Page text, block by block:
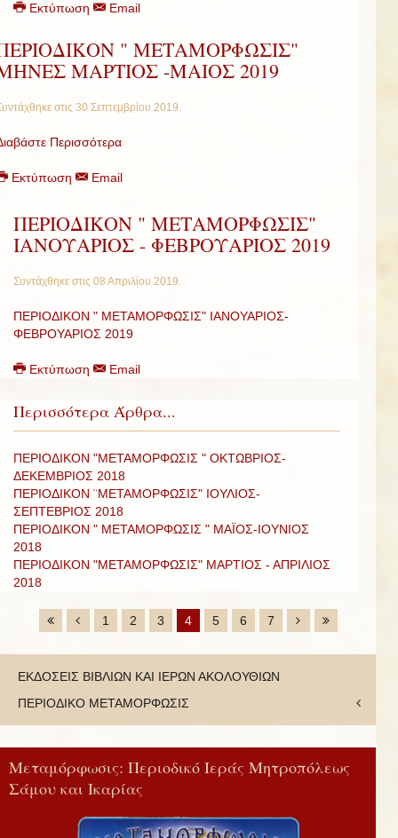
Εκτύπωση Email
" ΜΕΤΑΜΟΡΦΩΣΙΣ"
ΜΑΡΤΙΟΣ -ΜΑΙΟΣ 2019
στις 30 Σεπτεμβρίου 2019.
Περισσότερα
Εκτύπωση Email
ΠΕΡΙΟΔΙΚΟΝ " ΜΕΤΑΜΟΡΦΩΣΙΣ"
ΙΑΝΟΥΑΡΙΟΣ - ΦΕΒΡΟΥΑΡΙΟΣ 2019
Συντάχθηκε στις 08 Απριλίου 2019.
ΠΕΡΙΟΔΙΚΟΝ " ΜΕΤΑΜΟΡΦΩΣΙΣ" ΙΑΝΟΥΑΡΙΟΣ-
ΦΕΒΡΟΥΑΡΙΟΣ 2019
Εκτύπωση Email
Περισσότερα Άρθρα...
ΠΕΡΙΟΔΙΚΟΝ "ΜΕΤΑΜΟΡΦΩΣΙΣ " ΟΚΤΩΒΡΙΟΣ-
ΔΕΚΕΜΒΡΙΟΣ 2018
ΠΕΡΙΟΔΙΚΟΝ ¨ΜΕΤΑΜΟΡΦΩΣΙΣ" ΙΟΥΛΙΟΣ-
ΣΕΠΤΕΒΡΙΟΣ 2018
ΠΕΡΙΟΔΙΚΟΝ " METAMOΡΦΩΣΙΣ " ΜΑΪΟΣ-ΙΟΥΝΙΟΣ
2018
ΠΕΡΙΟΔΙΚΟΝ "ΜΕΤΑΜΟΡΦΩΣΙΣ" ΜΑΡΤΙΟΣ - ΑΠΡΙΛΙΟΣ
2018
1 2 3 4 5 6 7
ΕΚΔΟΣΕΙΣ ΒΙΒΛΙΩΝ ΚΑΙ ΙΕΡΩΝ ΑΚΟΛΟΥΘΙΩΝ
ΠΕΡΙΟΔΙΚΟ ΜΕΤΑΜΟΡΦΩΣΙΣ
Μεταμόρφωσις: Περιοδικό Ιεράς Μητροπόλεως
Σάμου και Ικαρίας